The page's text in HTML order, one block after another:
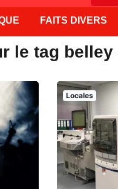
FAITS DIVERS
le tag belley
Locales